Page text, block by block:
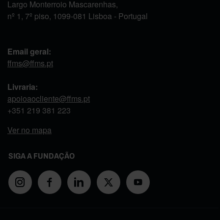
Largo Monterroio Mascarenhas,
nº 1, 7º piso, 1099-081 Lisboa - Portugal
Email geral:
ffms@ffms.pt
Livraria:
apoioaocliente@ffms.pt
+351 219 381 223
Ver no mapa
SIGA A FUNDAÇÃO